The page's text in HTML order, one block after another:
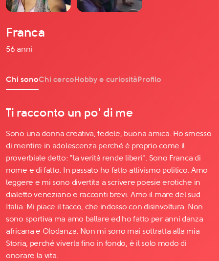
Franca
56 anni
Chi sonoChi cercoHobby e curiositàProfilo
Ti racconto un po' di me
Sono una donna creativa, fedele, buona amica. Ho smesso
di mentire in adolescenza perché è proprio come il
proverbiale detto: "la verità rende liberi". Sono Franca di
nome e di fatto. In passato ho fatto attivismo politico. Amo
leggere e mi sono divertita a scrivere poesie erotiche in
dialetto veneziano e racconti brevi. Amo il mare del sud
Italia. Mi piace il tacco, che indosso con disinvoltura. Non
sono sportiva ma amo ballare ed ho fatto per anni danza
africana e Olodanza. Non mi sono mai sottratta alla mia
Storia, perché viverla fino in fondo, è il solo modo di
onorare la vita.